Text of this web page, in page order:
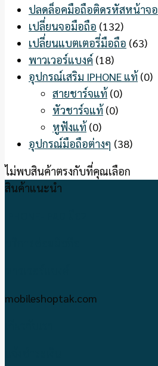
ปลดล็อคมือถือติดรหัสหน้าจอ
เปลี่ยนจอมือถือ (132)
เปลี่ยนแบตเตอรี่มือถือ (63)
พาวเวอร์แบงค์ (18)
อุปกรณ์เสริม IPHONE แท้ (0)
สายชาร์จแท้ (0)
หัวชาร์จแท้ (0)
หูฟังแท้ (0)
อุปกรณ์มือถือต่างๆ (38)
ไม่พบสินค้าตรงกับที่คุณเลือก
สินค้าแนะนำ
mobileshoptak.com